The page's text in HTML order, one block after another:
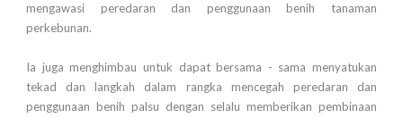
mengawasi peredaran dan penggunaan benih tanaman
perkebunan.
Ia juga menghimbau untuk dapat bersama - sama menyatukan
tekad dan langkah dalam rangka mencegah peredaran dan
penggunaan benih palsu dengan selalu memberikan pembinaan